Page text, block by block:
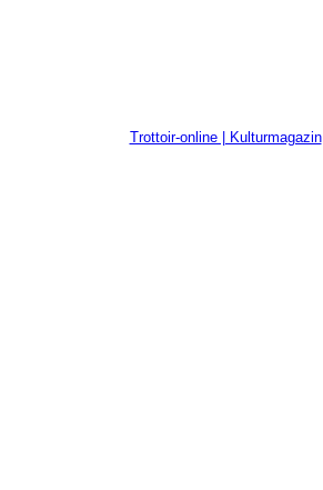
Trottoir-online | Kulturmagazin